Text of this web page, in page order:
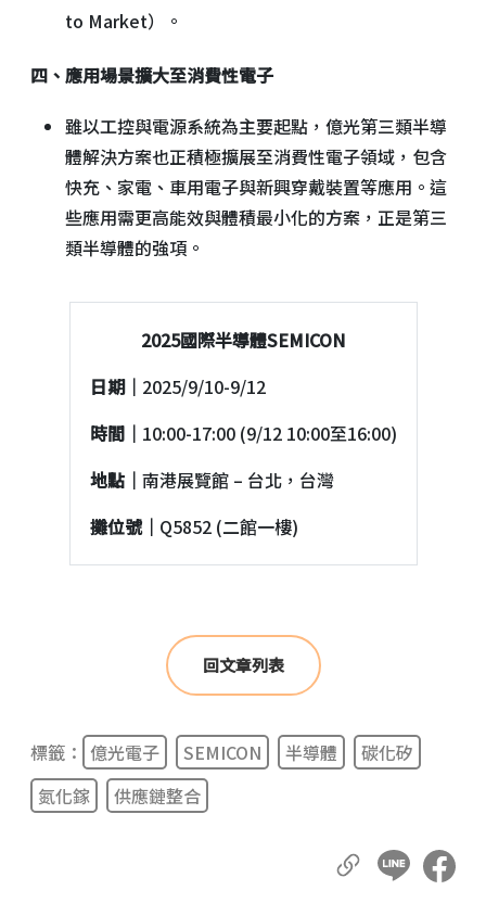
to Market）。
四、應用場景擴大至消費性電子
雖以工控與電源系統為主要起點，億光第三類半導
體解決方案也正積極擴展至消費性電子領域，包含
快充、家電、車用電子與新興穿戴裝置等應用。這
些應用需更高能效與體積最小化的方案，正是第三
類半導體的強項。
2025國際半導體SEMICON
日期｜ 2025/9/10-9/12
時間｜ 10:00-17:00 (9/12 10:00至16:00)
地點｜ 南港展覽館 – 台北，台灣
攤位號｜ Q5852 (二館一樓)
回文章列表
標籤： 億光電子 SEMICON 半導體
碳化矽
氮化鎵
供應鏈整合